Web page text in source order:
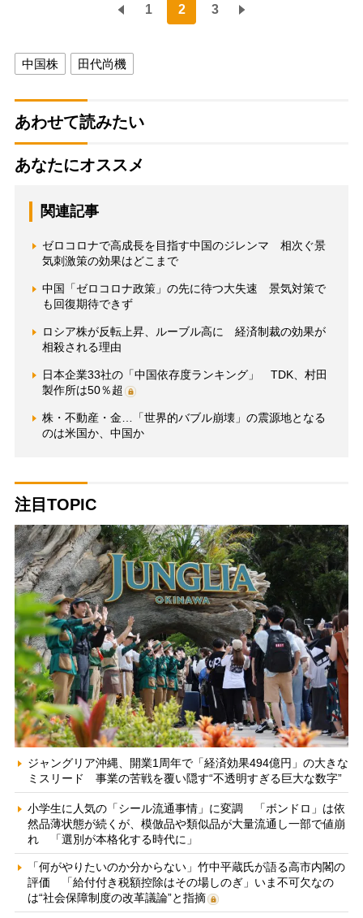
1 2 3
中国株 田代尚機
あわせて読みたい
あなたにオススメ
関連記事
ゼロコロナで高成長を目指す中国のジレンマ 相次ぐ景
気刺激策の効果はどこまで
中国「ゼロコロナ政策」の先に待つ大失速 景気対策で
も回復期待できず
ロシア株が反転上昇、ルーブル高に 経済制裁の効果が
相殺される理由
日本企業33社の「中国依存度ランキング」 TDK、村田
製作所は50％超
株・不動産・金…「世界的バブル崩壊」の震源地となる
のは米国か、中国か
注目TOPIC
ジャングリア沖縄、開業1周年で「経済効果494億円」の大きな
ミスリード 事業の苦戦を覆い隠す“不透明すぎる巨大な数字”
小学生に人気の「シール流通事情」に変調 「ボンドロ」は依
然品薄状態が続くが、模倣品や類似品が大量流通し一部で値崩
れ 「選別が本格化する時代に」
「何がやりたいのか分からない」竹中平蔵氏が語る高市内閣の
評価 「給付付き税額控除はその場しのぎ」いま不可欠なの
は“社会保障制度の改革議論”と指摘